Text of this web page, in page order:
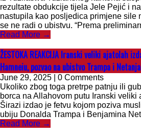
rezultate obdukcije tijela Jele Pejić i
nastupila kao posljedica primjene sile
se ne radi o ubistvu. “Prema
Read More →
ŽESTOKA REAKCIJA Iranski veliki ajatolah
Hamneiu, pozvao na ubistvo Trampa i
June 29, 2025 | 0 Comments
Ukoliko zbog toga pretrpe patnju ili
borca na Allahovom putu Iranski veliki
Širazi izdao je fetvu kojom poziva
ubiju Donalda Trampa i Benjamina
Read More →